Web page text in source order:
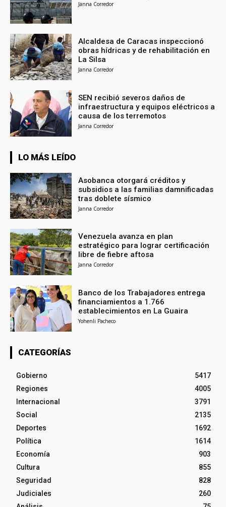
Janna Corredor
Alcaldesa de Caracas inspeccionó
obras hídricas y de rehabilitación en
La Silsa
Janna Corredor
SEN recibió severos daños de
infraestructura y equipos eléctricos a
causa de los terremotos
Janna Corredor
LO MÁS LEÍDO
Asobanca otorgará créditos y
subsidios a las familias damnificadas
tras doblete sísmico
Janna Corredor
Venezuela avanza en plan
estratégico para lograr certificación
libre de fiebre aftosa
Janna Corredor
Banco de los Trabajadores entrega
financiamientos a 1.766
establecimientos en La Guaira
Yohenli Pacheco
CATEGORÍAS
Gobierno
5417
Regiones
4005
Internacional
3791
Social
2135
Deportes
1692
Política
1614
Economía
903
Cultura
855
Seguridad
828
Judiciales
260